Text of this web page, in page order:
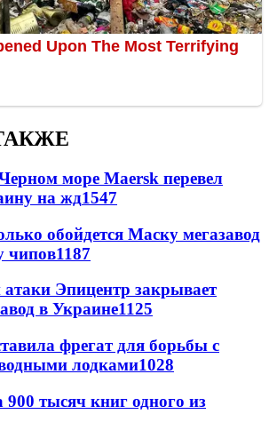
море Maersk перевел
на жд1547
обойдется Маску мегазавод
чипов1187
атаки Эпицентр закрывает
в Украине1125
фрегат для борьбы с
лодками1028
тысяч книг одного из